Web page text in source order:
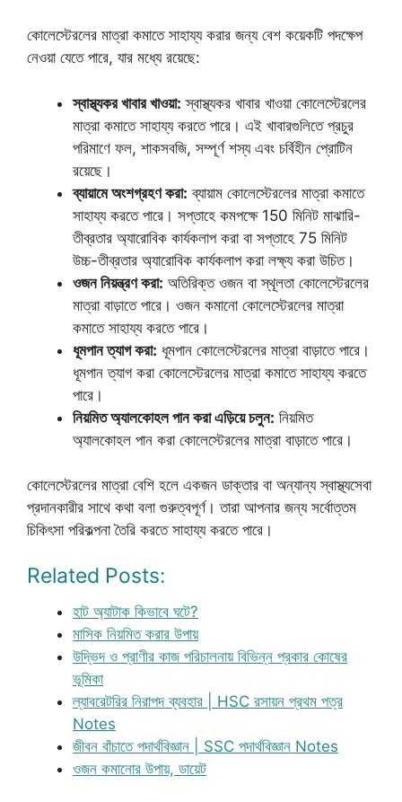
কোলেস্টেরলের মাত্রা কমাতে সাহায্য করার জন্য বেশ কয়েকটি পদক্ষেপ
নেওয়া যেতে পারে, যার মধ্যে রয়েছে:
স্বাস্থ্যকর খাবার খাওয়া: স্বাস্থ্যকর খাবার খাওয়া কোলেস্টেরলের
মাত্রা কমাতে সাহায্য করতে পারে। এই খাবারগুলিতে প্রচুর
পরিমাণে ফল, শাকসবজি, সম্পূর্ণ শস্য এবং চর্বিহীন প্রোটিন
রয়েছে।
ব্যায়ামে অংশগ্রহণ করা: ব্যায়াম কোলেস্টেরলের মাত্রা কমাতে
সাহায্য করতে পারে। সপ্তাহে কমপক্ষে 150 মিনিট মাঝারি-
তীব্রতার অ্যারোবিক কার্যকলাপ করা বা সপ্তাহে 75 মিনিট
উচ্চ-তীব্রতার অ্যারোবিক কার্যকলাপ করা লক্ষ্য করা উচিত।
ওজন নিয়ন্ত্রণ করা: অতিরিক্ত ওজন বা স্থূলতা কোলেস্টেরলের
মাত্রা বাড়াতে পারে। ওজন কমানো কোলেস্টেরলের মাত্রা
কমাতে সাহায্য করতে পারে।
ধূমপান ত্যাগ করা: ধূমপান কোলেস্টেরলের মাত্রা বাড়াতে পারে।
ধূমপান ত্যাগ করা কোলেস্টেরলের মাত্রা কমাতে সাহায্য করতে
পারে।
নিয়মিত অ্যালকোহল পান করা এড়িয়ে চলুন: নিয়মিত
অ্যালকোহল পান করা কোলেস্টেরলের মাত্রা বাড়াতে পারে।
কোলেস্টেরলের মাত্রা বেশি হলে একজন ডাক্তার বা অন্যান্য স্বাস্থ্যসেবা
প্রদানকারীর সাথে কথা বলা গুরুত্বপূর্ণ। তারা আপনার জন্য সর্বোত্তম
চিকিৎসা পরিকল্পনা তৈরি করতে সাহায্য করতে পারে।
Related Posts:
হাট অ্যাটাক কিভাবে ঘটে?
মাসিক নিয়মিত করার উপায়
উদ্ভিদ ও প্রাণীর কাজ পরিচালনায় বিভিন্ন প্রকার কোষের
ভূমিকা
ল্যাবরেটরির নিরাপদ ব্যবহার | HSC রসায়ন প্রথম পত্র
Notes
জীবন বাঁচাতে পদার্থবিজ্ঞান | SSC পদার্থবিজ্ঞান Notes
ওজন কমানোর উপায়, ডায়েট